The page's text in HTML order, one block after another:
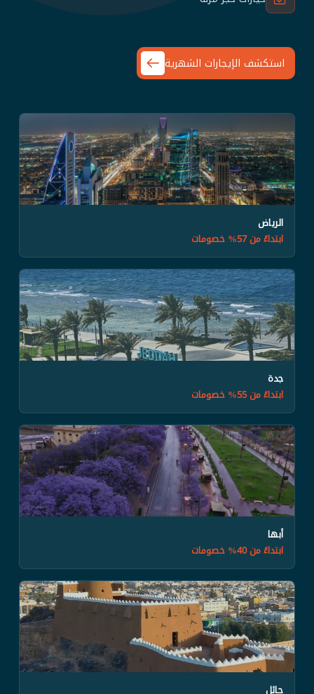
استكشف الإيجارات الشهرية
الرياض
ابتداءً من 57% خصومات
جدة
ابتداءً من 55% خصومات
أبها
ابتداءً من 40% خصومات
حائل